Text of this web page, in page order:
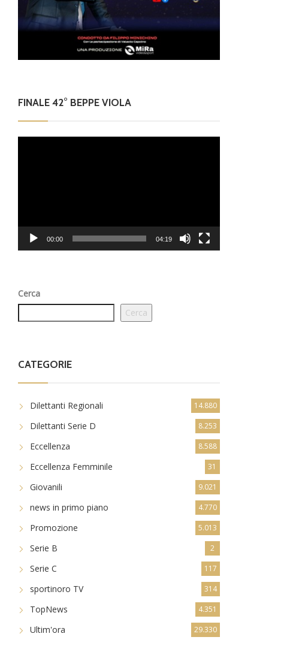
FINALE 42° BEPPE VIOLA
00:00 04:19
Cerca
Cerca
CATEGORIE
Dilettanti Regionali 14.880
Dilettanti Serie D 8.253
Eccellenza 8.588
Eccellenza Femminile 31
Giovanili 9.021
news in primo piano 4.770
Promozione 5.013
Serie B 2
Serie C 117
sportinoro TV 314
TopNews 4.351
Ultim'ora 29.330